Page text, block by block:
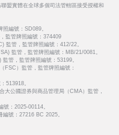
盟實體在全球多個司法管轄區接受授權和
編號：SD089。
監管牌照編號：374409
監管，監管牌照編號：412/22。
監管，監管牌照編號：MB/21/0081。
管，監管牌照編號：53199。
FSC）監管，監管牌照編號：
513918。
公國證券與商品管理局（CMA）監管，
：2025-00114。
號：27216 BC 2025。